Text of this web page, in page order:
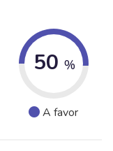
50 %
A favor